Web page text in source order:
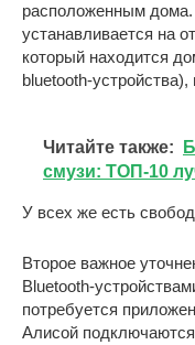
расположенным дома.
устанавливается на
который находится
bluetooth-
Читайте также:
смузи: ТОП-10
У всех же есть
Второе важное
Bluetooth-
потребуется
Алисой